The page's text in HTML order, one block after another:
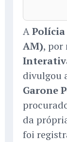
APolícia
AM), por
divulgou
Garone
da
foi